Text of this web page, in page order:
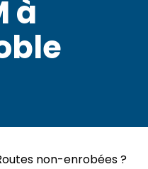
à
non-enrobées ?